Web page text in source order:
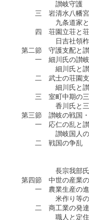
讃岐守護　幕府勢
三　岩清水八幡宮
九条道家と讃岐国
四　荘園立荘と荘
日吉社領柞田荘　
第二節　守護支配と
一　細川氏の讃岐
細川氏と讃岐国　
二　武士の荘園支
細川氏と讃岐国人
三　室町中期の三
香川氏と三野
第三節　讃岐の戦国
一　応仁の乱と讃
讃岐国人の活躍
二　戦国の争乱　
長宗我部氏の四
第四節　中世の産業
一　農業生産の進
米作り等の
二　商工業の発達
職人と定住　市と